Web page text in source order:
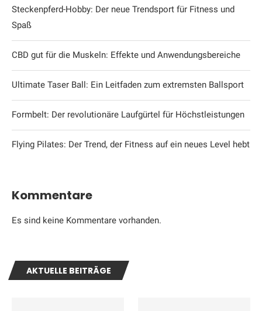
Steckenpferd-Hobby: Der neue Trendsport für Fitness und
Spaß
CBD gut für die Muskeln: Effekte und Anwendungsbereiche
Ultimate Taser Ball: Ein Leitfaden zum extremsten Ballsport
Formbelt: Der revolutionäre Laufgürtel für Höchstleistungen
Flying Pilates: Der Trend, der Fitness auf ein neues Level hebt
Kommentare
Es sind keine Kommentare vorhanden.
AKTUELLE BEITRÄGE